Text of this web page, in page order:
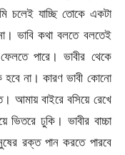
চলেই যাচ্ছি তোকে একটা
ভাবি কথা বলতে বলতেই
পারে। ভাবীর থেকে
হবে না। কারণ ভাবী কোনো
আমায় বাইরে বসিয়ে রেখে
ঢুকি। ভাবীর বাচ্চা
রক্ত পান করতে পারবে